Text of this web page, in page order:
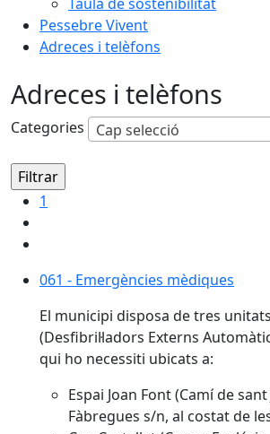
Pessebre Vivent
Adreces i telèfons
Adreces i telèfons
Categories Cap selecció
1
061 - Emergències mèdiques
061 - Emergències mèdiques
El municipi disposa de tres
(Desfibril·ladors Externs
qui ho necessiti ubicats a:
Espai Joan Font (Camí de
Fàbregues s/n, al costat de